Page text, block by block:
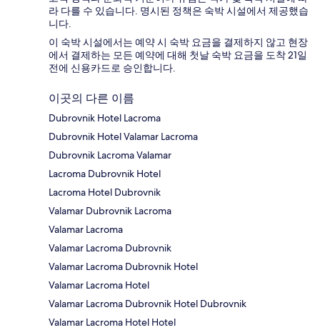
라 다를 수 있습니다. 명시된 정책은 숙박 시설에서 제공했습
니다.
이 숙박 시설에서는 예약 시 숙박 요금을 결제하지 않고 현장
에서 결제하는 모든 예약에 대해 첫날 숙박 요금을 도착 21일
전에 신용카드로 승인합니다.
이곳의 다른 이름
Dubrovnik Hotel Lacroma
Dubrovnik Hotel Valamar Lacroma
Dubrovnik Lacroma Valamar
Lacroma Dubrovnik Hotel
Lacroma Hotel Dubrovnik
Valamar Dubrovnik Lacroma
Valamar Lacroma
Valamar Lacroma Dubrovnik
Valamar Lacroma Dubrovnik Hotel
Valamar Lacroma Hotel
Valamar Lacroma Dubrovnik Hotel Dubrovnik
Valamar Lacroma Hotel Hotel